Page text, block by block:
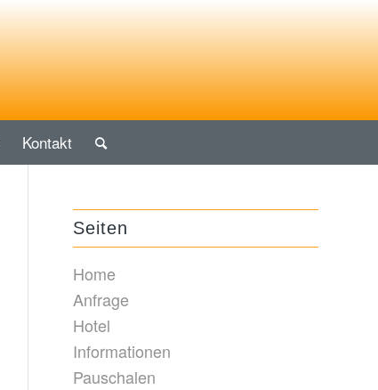
Kontakt
Seiten
Home
Anfrage
Hotel
Informationen
Pauschalen